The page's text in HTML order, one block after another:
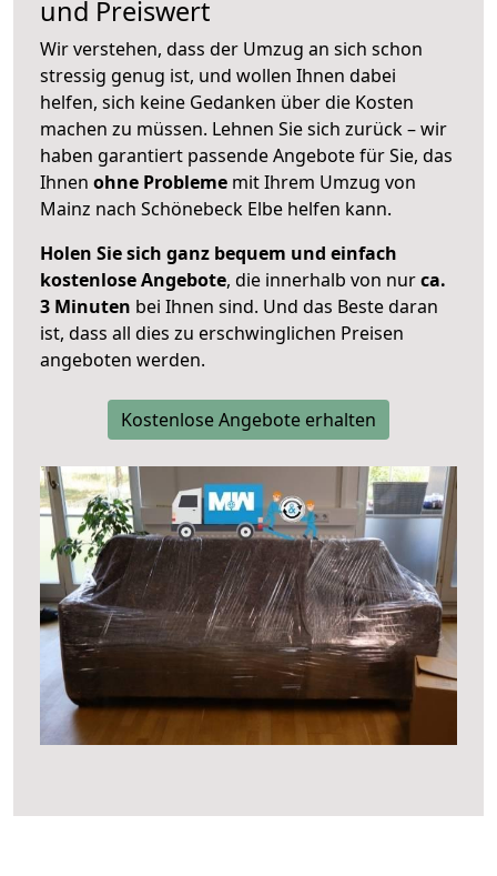
und Preiswert
Wir verstehen, dass der Umzug an sich schon
stressig genug ist, und wollen Ihnen dabei
helfen, sich keine Gedanken über die Kosten
machen zu müssen. Lehnen Sie sich zurück – wir
haben garantiert passende Angebote für Sie, das
Ihnen ohne Probleme mit Ihrem Umzug von
Mainz nach Schönebeck Elbe helfen kann.
Holen Sie sich ganz bequem und einfach
kostenlose Angebote, die innerhalb von nurca.
3 Minuten bei Ihnen sind. Und das Beste daran
ist, dass all dies zu erschwinglichen Preisen
angeboten werden.
Kostenlose Angebote erhalten